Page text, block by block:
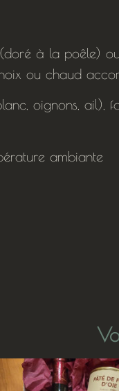
à la poêle)
ou chaud
oignons, ail),
ambiante